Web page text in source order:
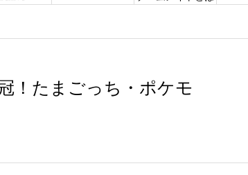
！たまごっち・ポケモ